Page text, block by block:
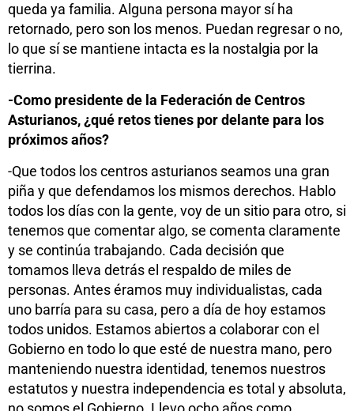
queda ya familia. Alguna persona mayor sí ha
retornado, pero son los menos. Puedan regresar o no,
lo que sí se mantiene intacta es la nostalgia por la
tierrina.
-Como presidente de la Federación de Centros
Asturianos, ¿qué retos tienes por delante para los
próximos años?
-Que todos los centros asturianos seamos una gran
piña y que defendamos los mismos derechos. Hablo
todos los días con la gente, voy de un sitio para otro, si
tenemos que comentar algo, se comenta claramente
y se continúa trabajando. Cada decisión que
tomamos lleva detrás el respaldo de miles de
personas. Antes éramos muy individualistas, cada
uno barría para su casa, pero a día de hoy estamos
todos unidos. Estamos abiertos a colaborar con el
Gobierno en todo lo que esté de nuestra mano, pero
manteniendo nuestra identidad, tenemos nuestros
estatutos y nuestra independencia es total y absoluta,